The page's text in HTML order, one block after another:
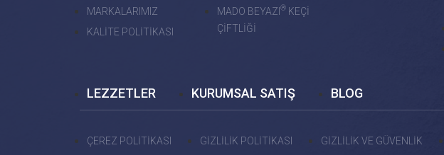
MARKALARIMIZ
KALİTE POLİTİKASI
MADO BEYAZI®KEÇİ
ÇİFTLİĞİ
LEZZETLER KURUMSAL SATIŞ BLOG
ÇEREZ POLİTİKASI GİZLİLİK POLİTİKASI GİZLİLİK VE GÜVENLİK